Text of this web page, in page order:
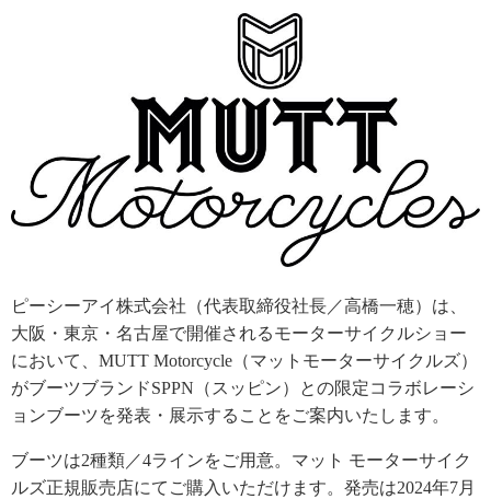
ピーシーアイ株式会社（代表取締役社長／高橋一穂）は、
大阪・東京・名古屋で開催されるモーターサイクルショー
において、MUTT Motorcycle（マットモーターサイクルズ）
がブーツブランドSPPN（スッピン）との限定コラボレーシ
ョンブーツを発表・展示することをご案内いたします。
ブーツは2種類／4ラインをご用意。マット モーターサイク
ルズ正規販売店にてご購入いただけます。発売は2024年7月